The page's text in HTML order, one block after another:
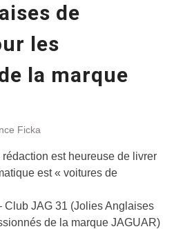
de
les
la marque
Ficka
est heureuse de livrer
est « voitures de
Club JAG 31 (Jolies Anglaises
de la marque JAGUAR)